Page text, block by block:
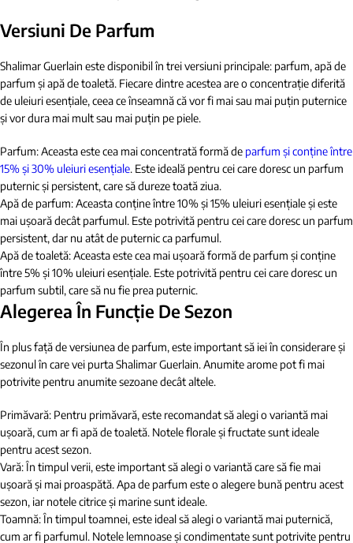
Versiuni De Parfum
Shalimar Guerlain este disponibil în trei versiuni principale: parfum, apă de
parfum și apă de toaletă. Fiecare dintre acestea are o concentrație diferită
de uleiuri esențiale, ceea ce înseamnă că vor fi mai sau mai puțin puternice
și vor dura mai mult sau mai puțin pe piele.
Parfum: Aceasta este cea mai concentrată formă de parfum și conține între
15% și 30% uleiuri esențiale. Este ideală pentru cei care doresc un parfum
puternic și persistent, care să dureze toată ziua.
Apă de parfum: Aceasta conține între 10% și 15% uleiuri esențiale și este
mai ușoară decât parfumul. Este potrivită pentru cei care doresc un parfum
persistent, dar nu atât de puternic ca parfumul.
Apă de toaletă: Aceasta este cea mai ușoară formă de parfum și conține
între 5% și 10% uleiuri esențiale. Este potrivită pentru cei care doresc un
parfum subtil, care să nu fie prea puternic.
Alegerea În Funcție De Sezon
În plus față de versiunea de parfum, este important să iei în considerare și
sezonul în care vei purta Shalimar Guerlain. Anumite arome pot fi mai
potrivite pentru anumite sezoane decât altele.
Primăvară: Pentru primăvară, este recomandat să alegi o variantă mai
ușoară, cum ar fi apă de toaletă. Notele florale și fructate sunt ideale
pentru acest sezon.
Vară: În timpul verii, este important să alegi o variantă care să fie mai
ușoară și mai proaspătă. Apa de parfum este o alegere bună pentru acest
sezon, iar notele citrice și marine sunt ideale.
Toamnă: În timpul toamnei, este ideal să alegi o variantă mai puternică,
cum ar fi parfumul. Notele lemnoase și condimentate sunt potrivite pentru